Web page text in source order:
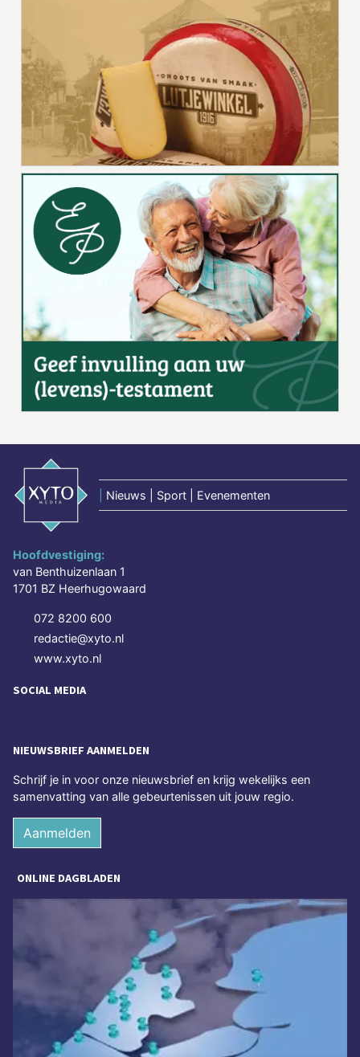
Nieuws | Sport | Evenementen
Hoofdvestiging:
van Benthuizenlaan 1
1701 BZ Heerhugowaard
072 8200 600
redactie@xyto.nl
www.xyto.nl
SOCIAL MEDIA
NIEUWSBRIEF AANMELDEN
Schrijf je in voor onze nieuwsbrief en krijg wekelijks een
samenvatting van alle gebeurtenissen uit jouw regio.
Aanmelden
ONLINE DAGBLADEN